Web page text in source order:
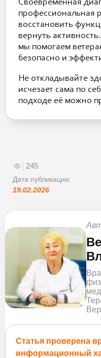
Своевременная
профессиональная
восстановить
вернуть
мы помогаем
безопасно и
Не откладывайте
исчезает сама по
подходе её можно
245
Дата публикации:
19.02.2026
Статья проверена
информационный